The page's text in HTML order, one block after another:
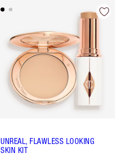
UNREAL, FLAWLESS LOOKING
SKIN KIT